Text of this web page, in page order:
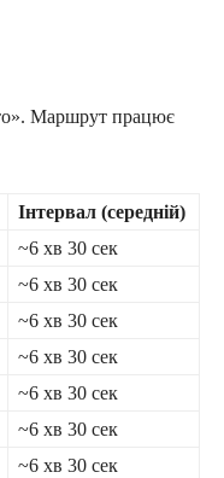
Маршрут працює
Інтервал (середній)
~6 хв 30 сек
~6 хв 30 сек
~6 хв 30 сек
~6 хв 30 сек
~6 хв 30 сек
~6 хв 30 сек
~6 хв 30 сек